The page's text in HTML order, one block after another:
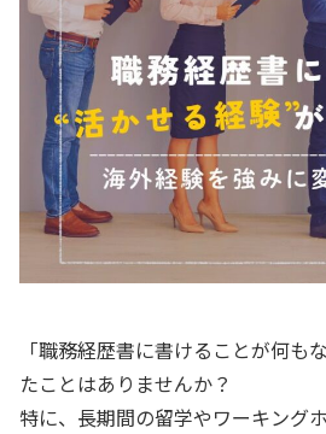
「職務経歴書に書けることが何
たことはありませんか？
特に、長期間の留学やワーキング